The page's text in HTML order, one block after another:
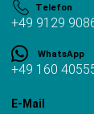
Telefon
+49 9129
WhatsApp
+49 160
E-Mail